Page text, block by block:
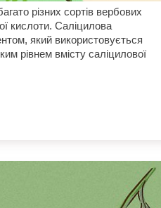
різних сортів вербових
кислоти. Саліцилова
який використовується
рівнем вмісту саліцилової